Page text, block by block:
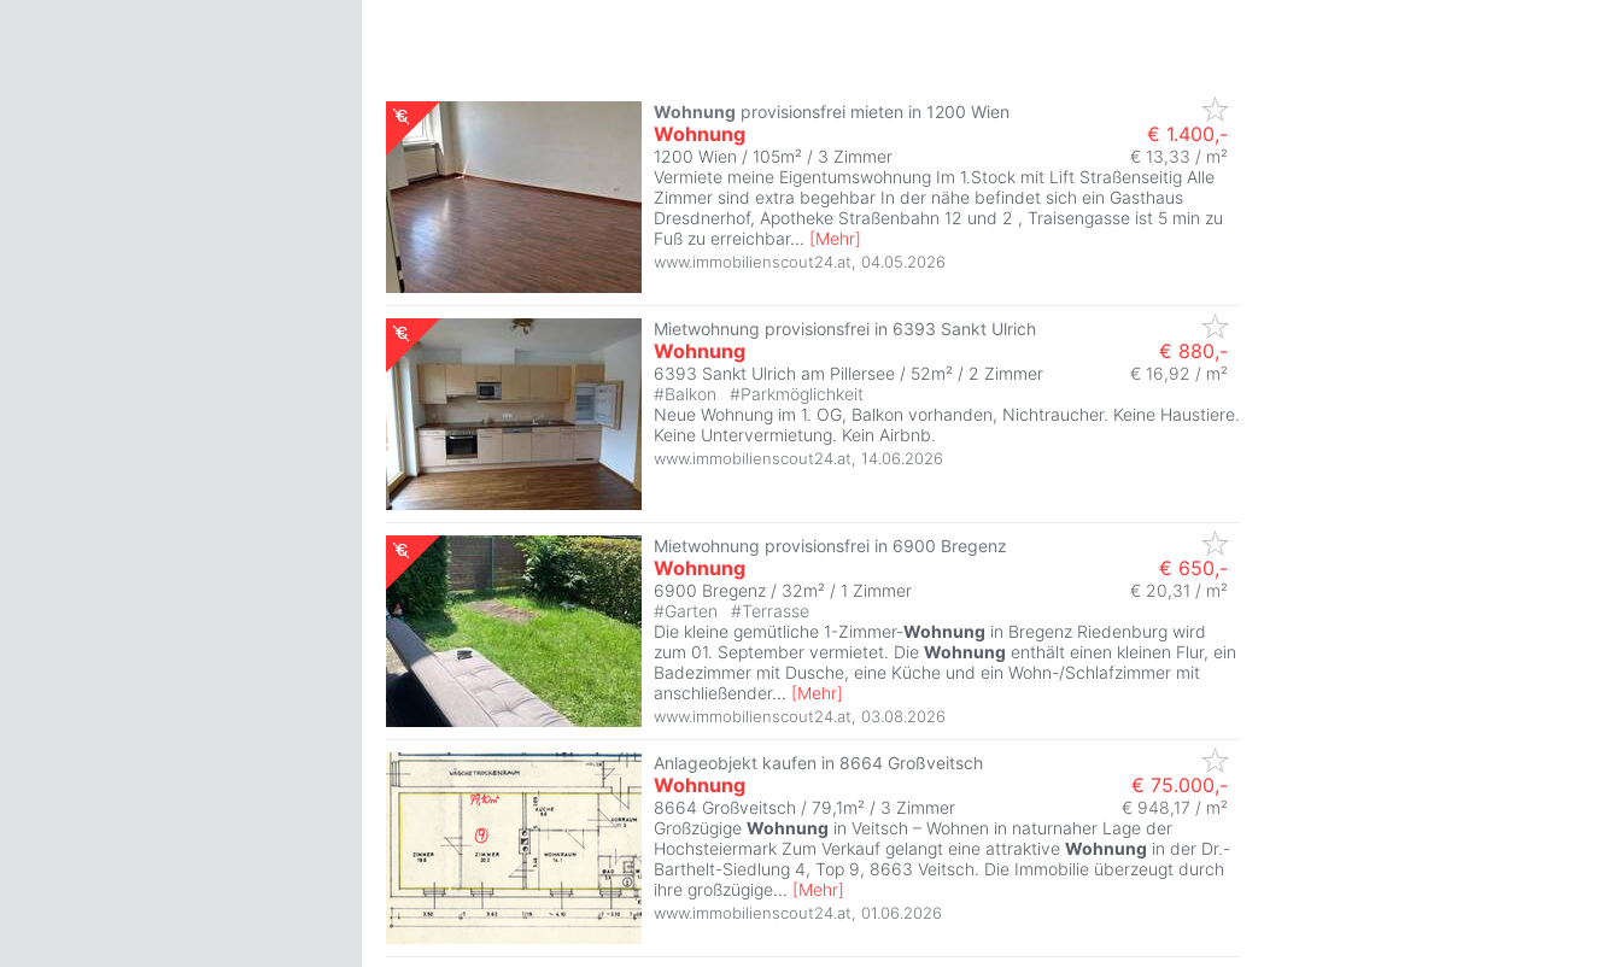
Wohnung provisionsfrei mieten in 1200 Wien
Wohnung € 1.400,-
1200 Wien / 105m² / 3 Zimmer
€ 13,33 / m²
Vermiete meine Eigentumswohnung Im 1.Stock mit Lift Straßenseitig Alle
Zimmer sind extra begehbar In der nähe befindet sich ein Gasthaus
Dresdnerhof, Apotheke Straßenbahn 12 und 2 , Traisengasse ist 5 min zu
Fuß zu erreichbar... [Mehr]
www.immobilienscout24.at 04.05.2026
Mietwohnung provisionsfrei in 6393 Sankt Ulrich
Wohnung € 880,-
6393 Sankt Ulrich am Pillersee / 52m² / 2 Zimmer
€ 16,92 / m²
#Balkon #Parkmöglichkeit
Neue Wohnung im 1. OG, Balkon vorhanden, Nichtraucher. Keine Haustiere.
Keine Untervermietung. Kein Airbnb.
www.immobilienscout24.at 14.06.2026
Mietwohnung provisionsfrei in 6900 Bregenz
Wohnung € 650,-
6900 Bregenz / 32m² / 1 Zimmer
€ 20,31 / m²
#Garten #Terrasse
Die kleine gemütliche 1-Zimmer-Wohnung in Bregenz Riedenburg wird
zum 01. September vermietet. Die Wohnung enthält einen kleinen Flur, ein
Badezimmer mit Dusche, eine Küche und ein Wohn-/Schlafzimmer mit
anschließender... [Mehr]
www.immobilienscout24.at 03.08.2026
Anlageobjekt kaufen in 8664 Großveitsch
Wohnung € 75.000,-
8664 Großveitsch / 79,1m² / 3 Zimmer
€ 948,17 / m²
Großzügige Wohnung in Veitsch – Wohnen in naturnaher Lage der
Hochsteiermark Zum Verkauf gelangt eine attraktive Wohnung in der Dr.-
Barthelt-Siedlung 4, Top 9, 8663 Veitsch. Die Immobilie überzeugt durch
ihre großzügige... [Mehr]
www.immobilienscout24.at 01.06.2026